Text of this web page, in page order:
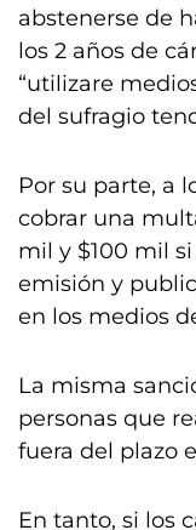
abstenerse de
los 2 años de
“utilizare
del sufragio
Por su parte, a
cobrar una
mil y $100 mil
emisión y
en los medios
La misma
personas que
fuera del plazo
En tanto, si los